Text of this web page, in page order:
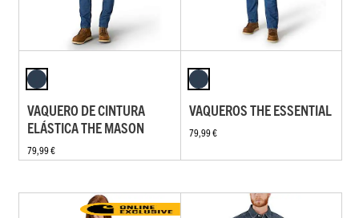
VAQUERO DE CINTURA
ELÁSTICA THE MASON
79,99 €
VAQUEROS THE ESSENTIAL
79,99 €